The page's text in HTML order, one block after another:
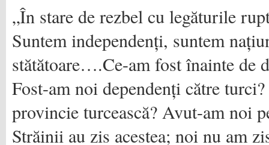
„În stare de rezbel cu legăturile
Suntem independenți, suntem
stătătoare….Ce-am fost înainte de
Fost-am noi dependenți către
provincie turcească? Avut-am noi
Străinii au zis acestea; noi nu am